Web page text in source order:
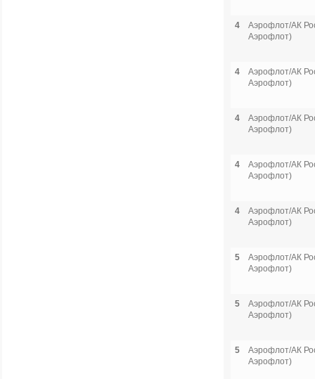
4
Аэрофлот/АК
Аэрофлот)
4
Аэрофлот/АК
Аэрофлот)
4
Аэрофлот/АК
Аэрофлот)
4
Аэрофлот/АК
Аэрофлот)
4
Аэрофлот/АК
Аэрофлот)
5
Аэрофлот/АК
Аэрофлот)
5
Аэрофлот/АК
Аэрофлот)
5
Аэрофлот/АК
Аэрофлот)